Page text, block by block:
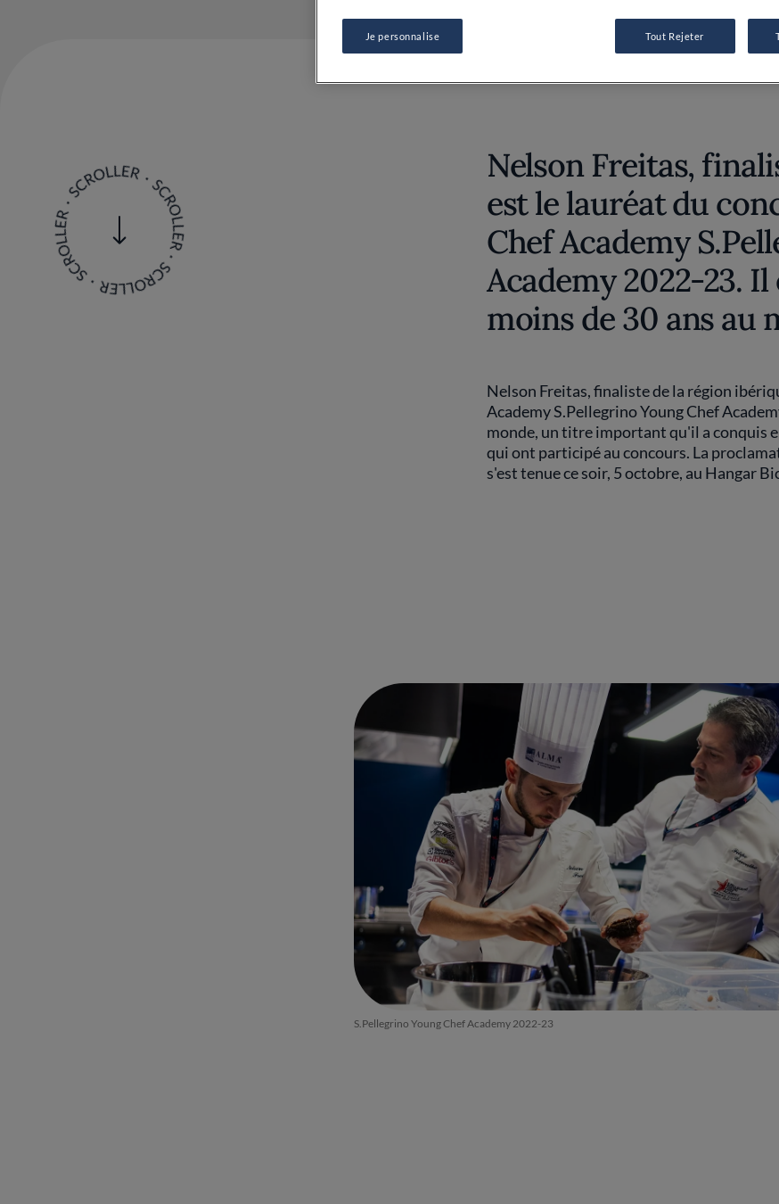
Nelson Freitas,
est le lauréat du
Chef Academy
Academy 2022-23.
moins de 30 ans au
Nelson Freitas, finaliste de la région
Academy S.Pellegrino Young Chef
monde, un titre important qu'il a conquis
qui ont participé au concours. La
s'est tenue ce soir, 5 octobre, au Hangar
S.Pellegrino Young Chef Academy 2022-23
Je personnalise Tout Rejeter